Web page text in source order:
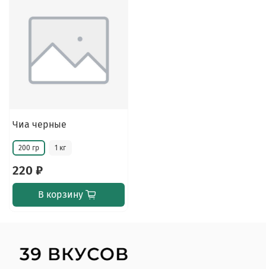
Чиа черные
200 гр 1 кг
220 ₽
В корзину